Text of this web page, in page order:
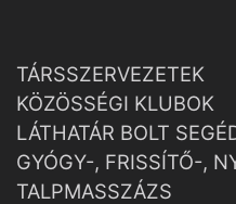
TÁRSSZERVEZETEK
KÖZÖSSÉGI KLUBOK
LÁTHATÁR BOLT
GYÓGY-, FRISSÍTŐ-,
TALPMASSZÁZS